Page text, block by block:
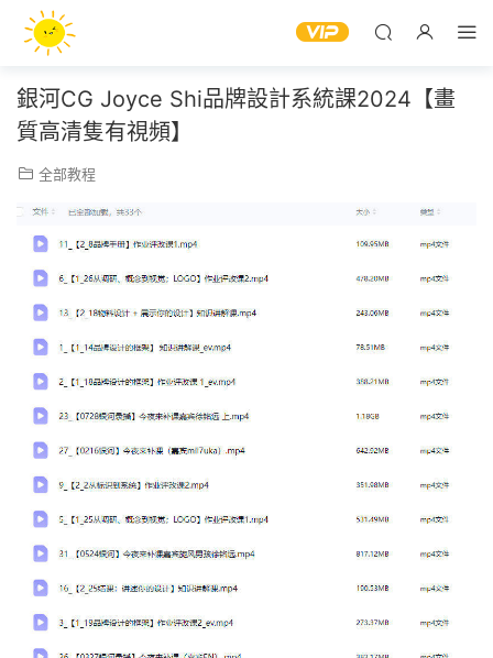
銀河CG Joyce Shi品牌設計系統課2024【畫
質高清隻有視頻】
全部教程